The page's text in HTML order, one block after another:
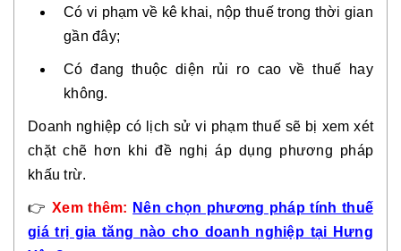
Có vi phạm về kê khai, nộp thuế trong thời gian
gần đây;
Có đang thuộc diện rủi ro cao về thuế hay
không.
Doanh nghiệp có lịch sử vi phạm thuế sẽ bị xem xét
chặt chẽ hơn khi đề nghị áp dụng phương pháp
khấu trừ.
👉 Xem thêm: Nên chọn phương pháp tính thuế
giá trị gia tăng nào cho doanh nghiệp tại Hưng